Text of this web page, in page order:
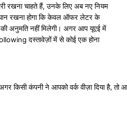
रखना चाहते हैं, उनके लिए अब नए नियम
रखना होगा कि केवल ऑफर लेटर के
अनुमति नहीं मिलेगी। अगर आप यूएई में
दस्तावेज़ों में से कोई एक होना
किसी कंपनी ने आपको वर्क वीज़ा दिया है,